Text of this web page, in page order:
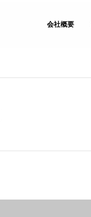
会社概要